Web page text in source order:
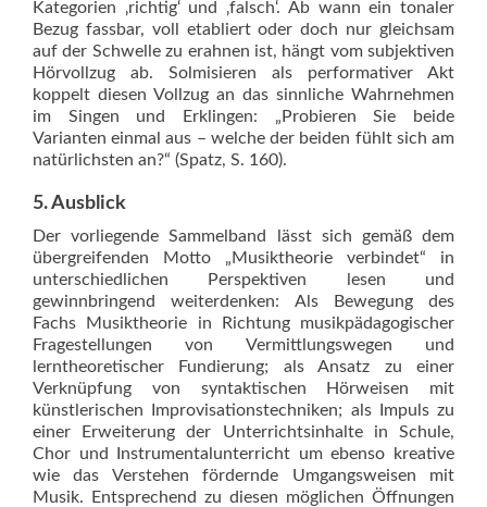
Kategorien ‚richtig‘ und ‚falsch‘. Ab wann ein tonaler
Bezug fassbar, voll etabliert oder doch nur gleichsam
auf der Schwelle zu erahnen ist, hängt vom subjektiven
Hörvollzug ab. Solmisieren als performativer Akt
koppelt diesen Vollzug an das sinnliche Wahrnehmen
im Singen und Erklingen: „Probieren Sie beide
Varianten einmal aus – welche der beiden fühlt sich am
natürlichsten an?“ (Spatz, S. 160).
5. Ausblick
Der vorliegende Sammelband lässt sich gemäß dem
übergreifenden Motto „Musiktheorie verbindet“ in
unterschiedlichen Perspektiven lesen und
gewinnbringend weiterdenken: Als Bewegung des
Fachs Musiktheorie in Richtung musikpädagogischer
Fragestellungen von Vermittlungswegen und
lerntheoretischer Fundierung; als Ansatz zu einer
Verknüpfung von syntaktischen Hörweisen mit
künstlerischen Improvisationstechniken; als Impuls zu
einer Erweiterung der Unterrichtsinhalte in Schule,
Chor und Instrumentalunterricht um ebenso kreative
wie das Verstehen fördernde Umgangsweisen mit
Musik. Entsprechend zu diesen möglichen Öffnungen